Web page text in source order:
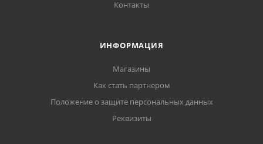
Контакты
ИНФОРМАЦИЯ
Магазины
Как стать партнером
Положение о защите персональных данных
Реквизиты